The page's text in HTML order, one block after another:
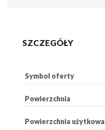
SZCZEGÓŁY
Symbol oferty
Powierzchnia
Powierzchnia użytkowa